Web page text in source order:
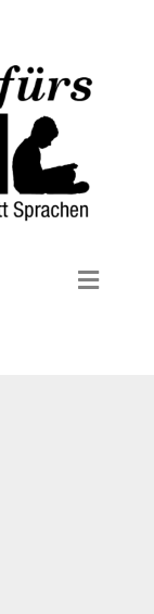
Toggle